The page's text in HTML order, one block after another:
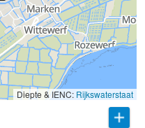
Diepte & IENC: Rijkswaterstaat